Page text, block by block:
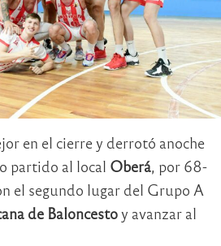
en el cierre y derrotó anoche
partido al local Oberá, por 68-
el segundo lugar del Grupo A
de Baloncestoy avanzar al